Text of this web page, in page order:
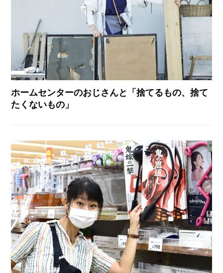
ホームセンターのおじさんと「捨てるもの、捨て
たくないもの」